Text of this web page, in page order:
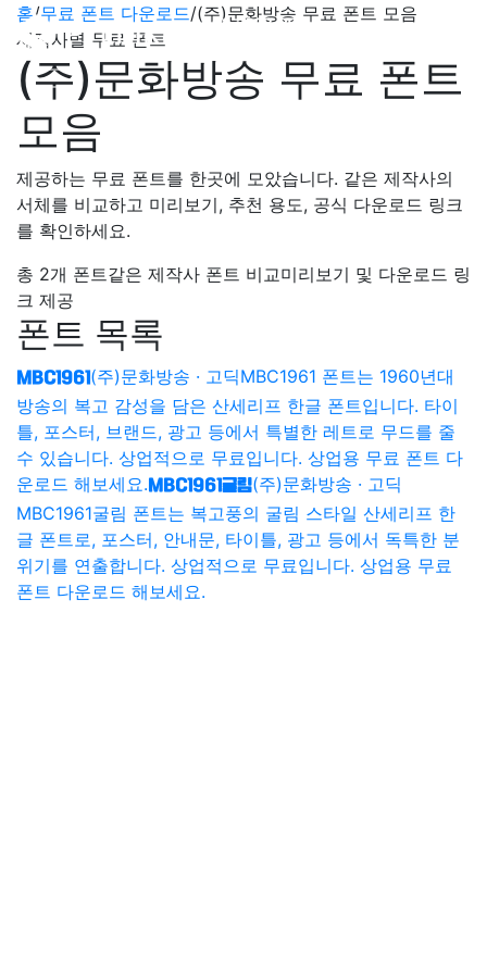
홈/무료 폰트 다운로드/(주)문화방송 무료 폰트 모음
제작사별 무료 폰트
(주)문화방송 무료 폰트
모음
제공하는 무료 폰트를 한곳에 모았습니다. 같은 제작사의
서체를 비교하고 미리보기, 추천 용도, 공식 다운로드 링크
를 확인하세요.
총 2개 폰트같은 제작사 폰트 비교미리보기 및 다운로드 링
크 제공
폰트 목록
MBC1961(주)문화방송 · 고딕MBC1961 폰트는 1960년대
방송의 복고 감성을 담은 산세리프 한글 폰트입니다. 타이
틀, 포스터, 브랜드, 광고 등에서 특별한 레트로 무드를 줄
수 있습니다. 상업적으로 무료입니다. 상업용 무료 폰트 다
운로드 해보세요.MBC1961굴림(주)문화방송 · 고딕
MBC1961굴림 폰트는 복고풍의 굴림 스타일 산세리프 한
글 폰트로, 포스터, 안내문, 타이틀, 광고 등에서 독특한 분
위기를 연출합니다. 상업적으로 무료입니다. 상업용 무료
폰트 다운로드 해보세요.